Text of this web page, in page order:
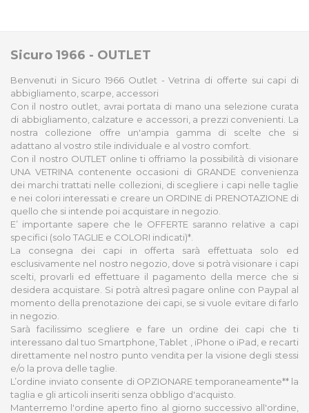
Sicuro 1966 - OUTLET
Benvenuti in Sicuro 1966 Outlet - Vetrina di offerte sui capi di
abbigliamento, scarpe, accessori
Con il nostro outlet, avrai portata di mano una selezione curata
di abbigliamento, calzature e accessori, a prezzi convenienti. La
nostra collezione offre un'ampia gamma di scelte che si
adattano al vostro stile individuale e al vostro comfort.
Con il nostro OUTLET online ti offriamo la possibilità di visionare
UNA VETRINA contenente occasioni di GRANDE convenienza
dei marchi trattati nelle collezioni, di scegliere i capi nelle taglie
e nei colori interessati e creare un ORDINE di PRENOTAZIONE di
quello che si intende poi acquistare in negozio.
E’ importante sapere che le OFFERTE saranno relative a capi
specifici (solo TAGLIE e COLORI indicati)*.
La consegna dei capi in offerta sarà effettuata solo ed
esclusivamente nel nostro negozio, dove si potrà visionare i capi
scelti, provarli ed effettuare il pagamento della merce che si
desidera acquistare. Si potrà altresì pagare online con Paypal al
momento della prenotazione dei capi, se si vuole evitare di farlo
in negozio.
Sarà facilissimo scegliere e fare un ordine dei capi che ti
interessano dal tuo Smartphone, Tablet , iPhone o iPad, e recarti
direttamente nel nostro punto vendita per la visione degli stessi
e/o la prova delle taglie.
L’ordine inviato consente di OPZIONARE temporaneamente** la
taglia e gli articoli inseriti senza obbligo d'acquisto.
Manterremo l'ordine aperto fino al giorno successivo all'ordine,